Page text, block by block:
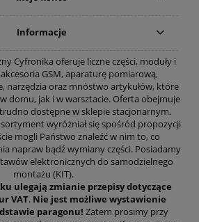
Informacje
Cyfronika oferuje liczne części, moduły i
GSM, aparaturę pomiarową,
narzędzia oraz mnóstwo artykułów, które
domu, jak i w warsztacie. Oferta obejmuje
dostępne w sklepie stacjonarnym.
wyróżniał się spośród propozycji
mogli Państwo znaleźć w nim to, co
napraw bądź wymiany części. Posiadamy
elektronicznych do samodzielnego
montażu (KIT).
ulegają zmianie przepisy dotyczące
VAT. Nie jest możliwe wystawienie
paragonu! Zatem prosimy przy